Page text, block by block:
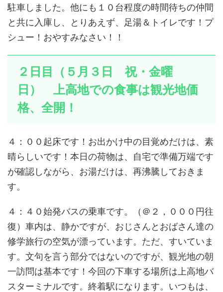
駐車しました。他にも１０台程度の時間待ちの仲間
と共に入庫し、とりあえず、足湯＆トイレです！プ
シュー！おやすみなさい！！
２日目（５月３日 祝・金曜
日） 上高地での食事は観光地価
格、全開！
４：００起床です！お出かけ中の目覚めだけは、素
晴らしいです！本日の荷物は、自宅で準備万端です
が確認しながら、お湯だけは、再沸騰しておきま
す。
４：４０始発バスの乗車です。（＠２，０００円往
復）車内は、静かですが、おじさんとおばさん達の
修学旅行の空気が漂っています。ただ、すいていま
す。文句を言う部分ではないのですが、観光地の朝
一訪問は基本です！今回の下車する場所は上高地バ
スターミナルです。終着駅になります。いつもは、